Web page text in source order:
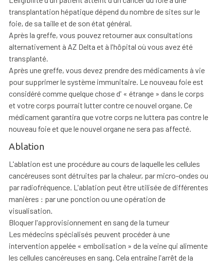
transplantation hépatique dépend du nombre de sites sur le
foie, de sa taille et de son état général.
Après la greffe, vous pouvez retourner aux consultations
alternativement à AZ Delta et à l'hôpital où vous avez été
transplanté.
Après une greffe, vous devez prendre des médicaments à vie
pour supprimer le système immunitaire. Le nouveau foie est
considéré comme quelque chose d' « étrange » dans le corps
et votre corps pourrait lutter contre ce nouvel organe. Ce
médicament garantira que votre corps ne luttera pas contre le
nouveau foie et que le nouvel organe ne sera pas affecté.
Ablation
L'ablation est une procédure au cours de laquelle les cellules
cancéreuses sont détruites par la chaleur, par micro-ondes ou
par radiofréquence. L'ablation peut être utilisée de différentes
manières : par une ponction ou une opération de
visualisation.
Bloquer l'approvisionnement en sang de la tumeur
Les médecins spécialisés peuvent procéder à une
intervention appelée « embolisation » de la veine qui alimente
les cellules cancéreuses en sang. Cela entraîne l'arrêt de la